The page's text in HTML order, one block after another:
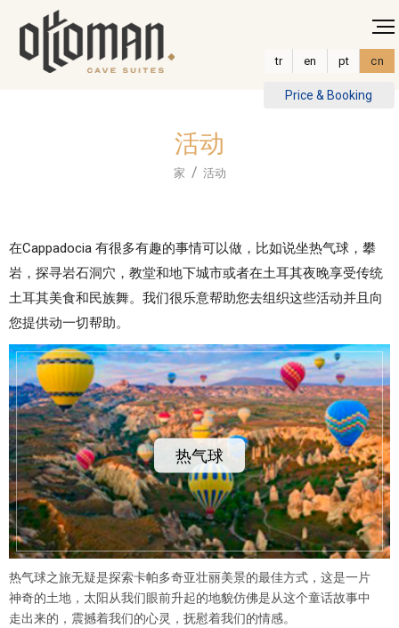
tr en pt cn
Price & Booking
活动
家 活动
在Cappadocia 有很多有趣的事情可以做，比如说坐热气球，攀
岩，探寻岩石洞穴，教堂和地下城市或者在土耳其夜晚享受传统
土耳其美食和民族舞。我们很乐意帮助您去组织这些活动并且向
您提供动一切帮助。
热气球
热气球之旅无疑是探索卡帕多奇亚壮丽美景的最佳方式，这是一片
神奇的土地，太阳从我们眼前升起的地貌仿佛是从这个童话故事中
走出来的，震撼着我们的心灵，抚慰着我们的情感。